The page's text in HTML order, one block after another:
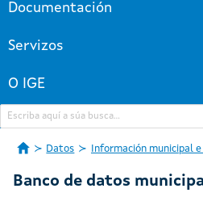
Documentación
Servizos
O IGE
Datos Información municipal
Banco de datos